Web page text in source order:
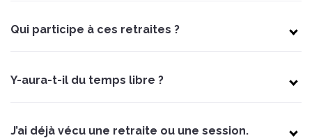
Qui participe à ces retraites ?
Y-aura-t-il du temps libre ?
J’ai déjà vécu une retraite ou une session.